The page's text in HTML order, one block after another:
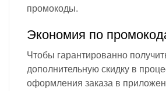
промокоды.
Экономия по
Чтобы гарантированно
дополнительную скидку в
оформления заказа в